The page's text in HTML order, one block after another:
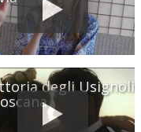
degli Usignoli